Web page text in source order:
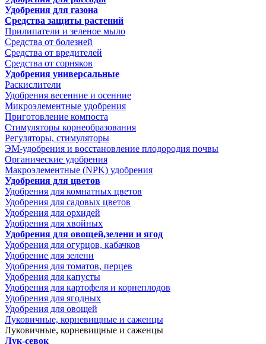
Удобрения для газона
Средства защиты растений
Прилипатели и зеленое мыло
Средства от болезней
Средства от вредителей
Средства от сорняков
Удобрения универсальные
Раскислители
Удобрения весенние и осенние
Микроэлементные удобрения
Приготовление компоста
Стимуляторы корнеобразования
Регуляторы, стимуляторы
ЭМ-удобрения и восстановление плодородия почвы
Органические удобрения
Макроэлементные (NPK) удобрения
Удобрения для цветов
Удобрения для комнатных цветов
Удобрения для садовых цветов
Удобрения для орхидей
Удобрения для хвойных
Удобрения для овощей,зелени и ягод
Удобрения для огурцов, кабачков
Удобрение для зелени
Удобрения для томатов, перцев
Удобрения для капусты
Удобрения для картофеля и корнеплодов
Удобрения для ягодных
Удобрения для овощей
Луковичные, корневищные и саженцы
Луковичные, корневищные и саженцы
Лук-севок